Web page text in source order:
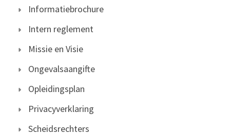
Informatiebrochure
Intern reglement
Missie en Visie
Ongevalsaangifte
Opleidingsplan
Privacyverklaring
Scheidsrechters